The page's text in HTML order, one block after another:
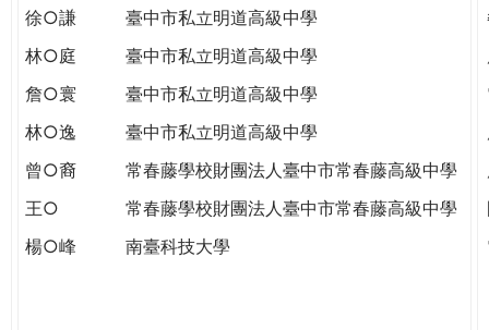
徐○謙
臺中市私立明道高級中學
林○庭
臺中市私立明道高級中學
詹○寰
臺中市私立明道高級中學
林○逸
臺中市私立明道高級中學
曾○裔
常春藤學校財團法人臺中市常春藤高級中學
王○
常春藤學校財團法人臺中市常春藤高級中學
楊○峰
南臺科技大學